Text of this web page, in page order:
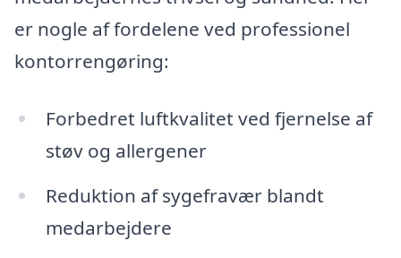
er nogle af fordelene ved professionel
kontorrengøring:
Forbedret luftkvalitet ved fjernelse af
støv og allergener
Reduktion af sygefravær blandt
medarbejdere